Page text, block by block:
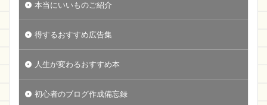
本当にいいものご紹介
得するおすすめ広告集
人生が変わるおすすめ本
初心者のブログ作成備忘録